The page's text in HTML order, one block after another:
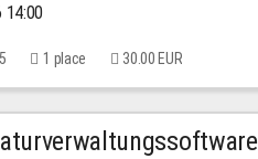
14:00
1 place 30.00 EUR